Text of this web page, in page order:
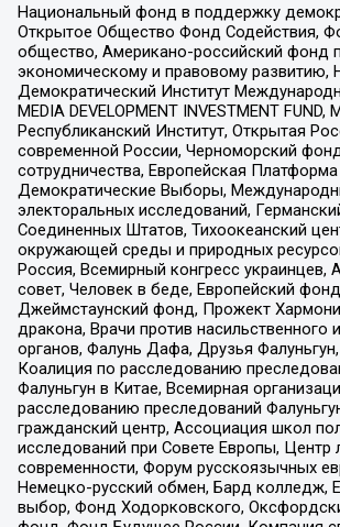
Национальный фонд в поддержку
Открытое Общество Фонд Содействия,
общество, Американо-российский фонд
экономическому и правовому развитию,
Демократический Институт
MEDIA DEVELOPMENT INVESTMENT
Республиканский Институт, Открытая
современной России, Черноморский
сотрудничества, Европейская
Демократические Выборы,
электоральных исследований,
Соединенных Штатов, Тихоокеанский
окружающей среды и природных
Россия, Всемирный конгресс украинцев,
совет, Человек в беде, Европейский
Джеймстаунский фонд, Прожект
дракона, Врачи против насильственного
органов, Фалунь Дафа, Друзья Фалуньгун,
Коалиция по расследованию
Фалуньгун в Китае, Всемирная
расследованию преследований
гражданский центр, Ассоциация школ
исследований при Совете Европы, Центр
современности, Форум русскоязычных
Немецко-русский обмен, Бард колледж,
выбор, Фонд Ходорковского,